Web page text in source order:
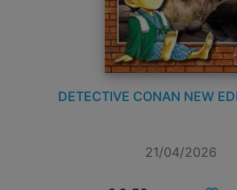
DETECTIVE CONAN NEW
21/04/2026